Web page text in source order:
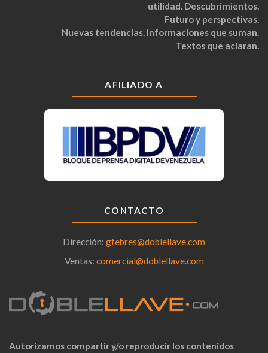
utilidad. Descubrimientos.
Futuro y perspectivas.
Nuevas tendencias. Informaciones que suman.
Textos que aclaran.
AFILIADO A
CONTACTO
Dirección: gfebres@doblellave.com
Ventas: comercial@doblellave.com
Autorizamos compartir y/o reproducir los contenidos